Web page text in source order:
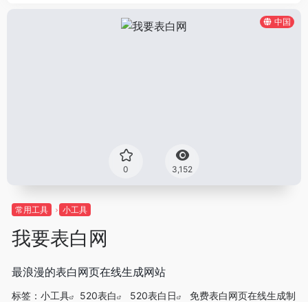
中国
0 3,152
常用工具 小工具
我要表白网
最浪漫的表白网页在线生成网站
标签： 小工具 520表白 520表白日
免费表白网页在线生成制